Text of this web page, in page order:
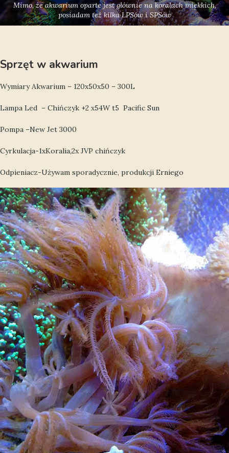
Mimo, że akwarium oparte jest głównie na koralach miękkich,
posiadam też kilka LPSów i SPSów
Sprzęt w akwarium
Wymiary Akwarium – 120x50x50 – 300L
Lampa Led – Chińczyk +2 x54W t5 Pacific Sun
Pompa –New Jet 3000
Cyrkulacja-1xKoralia,2x JVP chińczyk
Odpieniacz-Używam sporadycznie, produkcji Erniego